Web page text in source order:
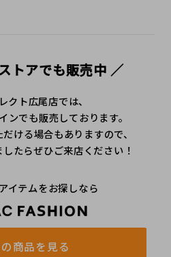
トアでも販売中 ／
クト広尾店では、
ンでも販売しております。
ける場合もありますので、
たらぜひご来店ください！
イテムをお探しなら
商品を見る